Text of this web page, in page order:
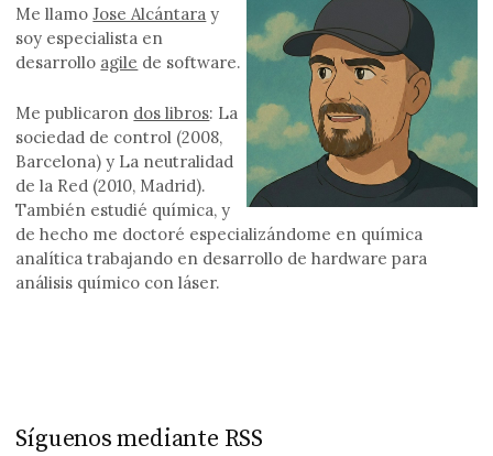
Me llamoJose Alcántara y
soy especialista en
desarrollo agile de software.
Me publicaron dos libros: La
sociedad de control (2008,
Barcelona) y La neutralidad
de la Red (2010, Madrid).
También estudié química, y
de hecho me doctoré especializándome en química
analítica trabajando en desarrollo de hardware para
análisis químico con láser.
Síguenos mediante RSS